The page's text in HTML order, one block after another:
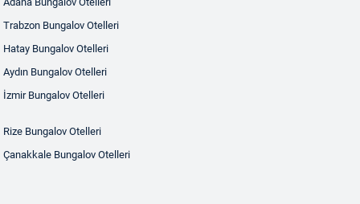
Trabzon Bungalov Otelleri
Hatay Bungalov Otelleri
Aydın Bungalov Otelleri
İzmir Bungalov Otelleri
Rize Bungalov Otelleri
Çanakkale Bungalov Otelleri